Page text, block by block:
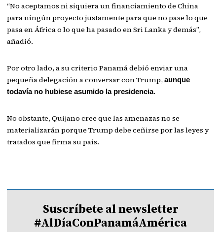
“No aceptamos ni siquiera un financiamiento de China
para ningún proyecto justamente para que no pase lo que
pasa en África o lo que ha pasado en Sri Lanka y demás”,
añadió.
Por otro lado, a su criterio Panamá debió enviar una
pequeña delegación a conversar con Trump,aunque
todavía no hubiese asumido la presidencia.
No obstante, Quijano cree que las amenazas no se
materializarán porque Trump debe ceñirse por las leyes y
tratados que firma su país.
Suscríbete al newsletter
#AlDíaConPanamáAmérica